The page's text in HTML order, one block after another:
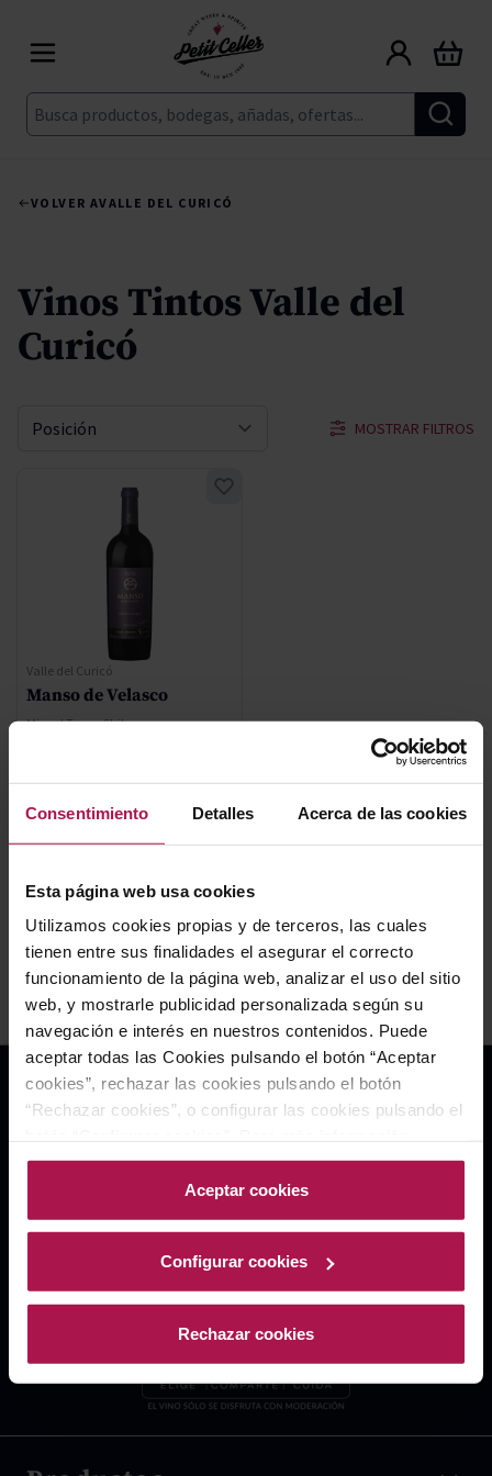
Consentimiento Detalles Acerca de las cookies
Esta página web usa cookies
Utilizamos cookies propias y de terceros, las cuales
tienen entre sus finalidades el asegurar el correcto
funcionamiento de la página web, analizar el uso del sitio
web, y mostrarle publicidad personalizada según su
navegación e interés en nuestros contenidos. Puede
aceptar todas las Cookies pulsando el botón “Aceptar
cookies”, rechazar las cookies pulsando el botón
“Rechazar cookies”, o configurar las cookies pulsando el
acceda a nuestra Política de Cookies.Para más
información acceda a nuestraPolítica de Cookies
Aceptar cookies
Configurar cookies
Rechazar cookies
Buscar
Carrito
VOLVER AVALLE DEL CURICÓ
Vinos Tintos Valle del
Curicó
MOSTRAR FILTROS
Ordenar por
Valle del Curicó
Manso de Velasco
Miguel Torres Chile
63,80 €